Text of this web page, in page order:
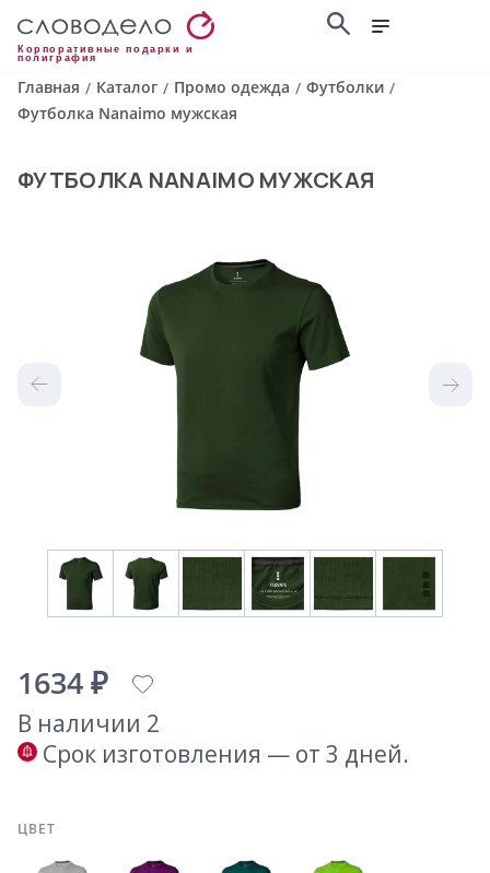
Корпоративные подарки и
полиграфия
Главная / Каталог / Промо одежда / Футболки /
Футболка Nanaimo мужская
ФУТБОЛКА NANAIMO МУЖСКАЯ
1634 ₽
В наличии 2
Срок изготовления — от 3 дней.
ЦВЕТ